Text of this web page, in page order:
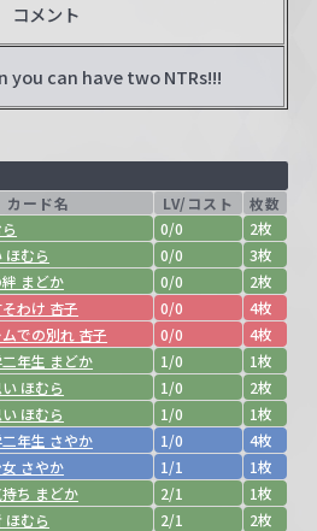
コメント
you can have two NTRs!!!
カード名 LV/コスト
枚数
0/0
2枚
ほむら 0/0
3枚
まどか 0/0
2枚
わけ 杏子 0/0
4枚
での別れ 杏子 0/0
4枚
年生 まどか 1/0
1枚
ほむら 1/0
2枚
ほむら 1/0
1枚
年生 さやか 1/0
4枚
さやか 1/1
1枚
ち まどか 2/1
1枚
ほむら 2/1
2枚